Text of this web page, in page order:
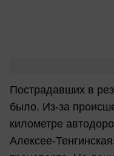
Пострадавших в
было. Из-за
километре
Алексее-